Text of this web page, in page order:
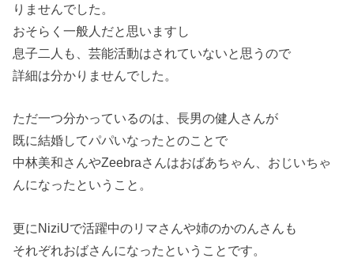
りませんでした。
おそらく一般人だと思いますし
息子二人も、芸能活動はされていないと思うので
詳細は分かりませんでした。
ただ一つ分かっているのは、長男の健人さんが
既に結婚してパパいなったとのことで
中林美和さんやZeebraさんはおばあちゃん、おじいちゃ
んになったということ。
更にNiziUで活躍中のリマさんや姉のかのんさんも
それぞれおばさんになったということです。